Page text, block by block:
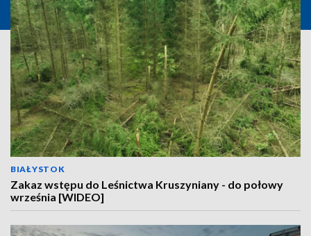
BIAŁYSTOK
Zakaz wstępu do Leśnictwa Kruszyniany - do połowy
września [WIDEO]